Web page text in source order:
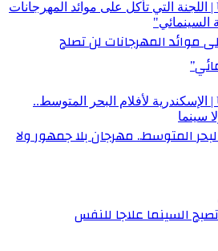
موائد المهرجانات لن تصلح
المتوسط.. مهرجان بلا جمهور ولا